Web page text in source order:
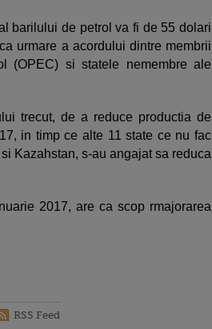
barilului de petrol va fi de 55 dolari
urmare a acordului dintre membrii
(OPEC) si statele nemembre ale
trecut, de a reduce productia de
in timp ce alte 11 state ce nu fac
Kazahstan, s-au angajat sa reduca
2017, are ca scop rmajorarea
RSS Feed